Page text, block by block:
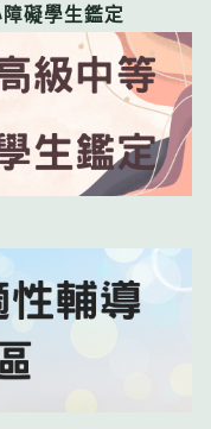
礙學生鑑定